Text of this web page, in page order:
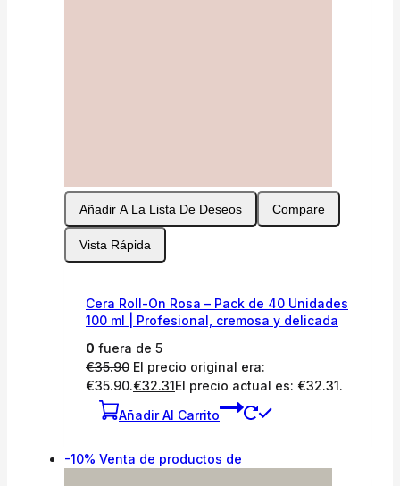
Añadir A La Lista De Deseos Compare
Vista Rápida
Cera Roll-On Rosa – Pack de 40 Unidades
100 ml | Profesional, cremosa y delicada
0 fuera de 5
€35.90 El precio original era:
€35.90.€32.31El precio actual es: €32.31.
Añadir Al Carrito
-10% Venta de productos de